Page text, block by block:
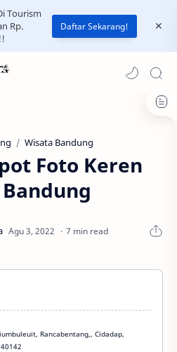
Tourism
Rp.
Daftar Sekarang!
Wisata Bandung
Foto Keren
7 min read
Rancabentang,, Cidadap,